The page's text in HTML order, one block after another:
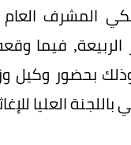
المشرف
الربيعة,
بحضور وكيل
العليا